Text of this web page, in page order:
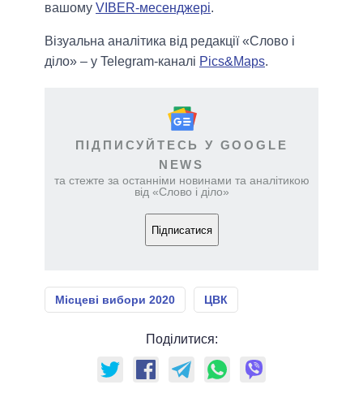
вашому VIBER-месенджері.
Візуальна аналітика від редакції «Слово і
діло» – у Telegram-каналі Pics&Maps.
ПІДПИСУЙТЕСЬ У GOOGLE
NEWS
та стежте за останніми новинами та аналітикою
від «Слово і діло»
Підписатися
Місцеві вибори 2020 ЦВК
Поділитися: